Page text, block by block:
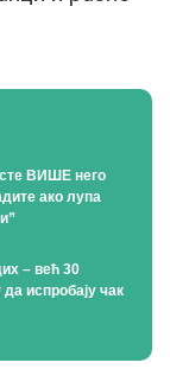
ВИШЕ него
ако лупа
– већ 30
испробају чак